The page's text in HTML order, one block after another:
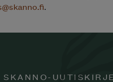
.
UUTISKIRJE